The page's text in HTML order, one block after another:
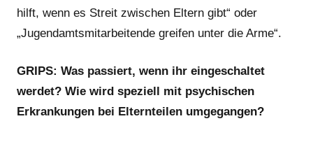
hilft, wenn es Streit zwischen Eltern gibt“ oder
„Jugendamtsmitarbeitende greifen unter die Arme“.
GRIPS: Was passiert, wenn ihr eingeschaltet
werdet? Wie wird speziell mit psychischen
Erkrankungen bei Elternteilen umgegangen?